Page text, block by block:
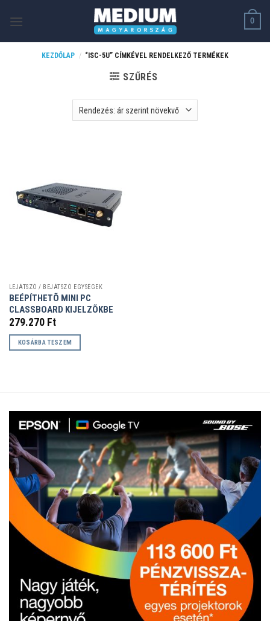
0
KEZDŐLAP / “ISC-5U” CÍMKÉVEL RENDELKEZŐ TERMÉKEK
SZŰRÉS
LEJÁTSZÓ / BEJÁTSZÓ EGYSÉGEK
BEÉPÍTHETÕ MINI PC
CLASSBOARD KIJELZÕKBE
279.270 Ft
KOSÁRBA TESZEM